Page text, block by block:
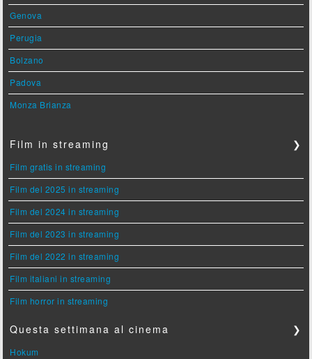
Genova
Perugia
Bolzano
Padova
Monza Brianza
Film in streaming ❯
Film gratis in streaming
Film del 2025 in streaming
Film del 2024 in streaming
Film del 2023 in streaming
Film del 2022 in streaming
Film italiani in streaming
Film horror in streaming
Questa settimana al cinema ❯
Hokum